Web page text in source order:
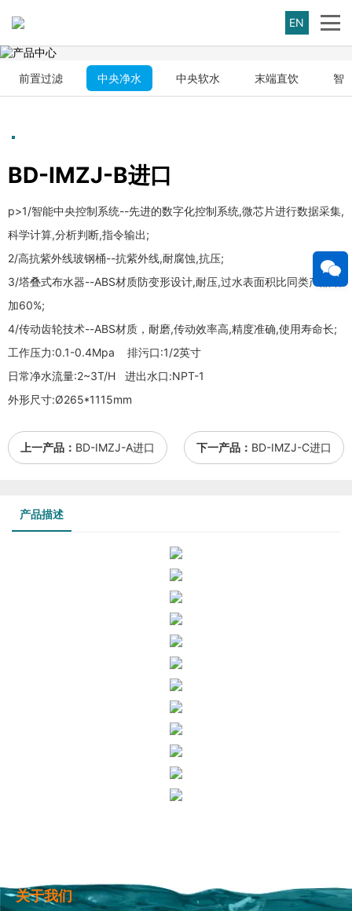
EN
前置过滤 中央净水 中央软水 末端直饮 智
BD-IMZJ-B进口
p>1/智能中央控制系统--先进的数字化控制系统,微芯片进行数据采集,
科学计算,分析判断,指令输出;
2/高抗紫外线玻钢桶--抗紫外线,耐腐蚀,抗压;
3/塔叠式布水器--ABS材质防变形设计,耐压,过水表面积比同类产品增
加60%;
4/传动齿轮技术--ABS材质，耐磨,传动效率高,精度准确,使用寿命长;
工作压力:0.1-0.4Mpa 排污口:1/2英寸
日常净水流量:2~3T/H 进出水口:NPT-1
外形尺寸:Ø265*1115mm
上一产品： BD-IMZJ-A进口 下一产品： BD-IMZJ-C进口
产品描述
关于我们